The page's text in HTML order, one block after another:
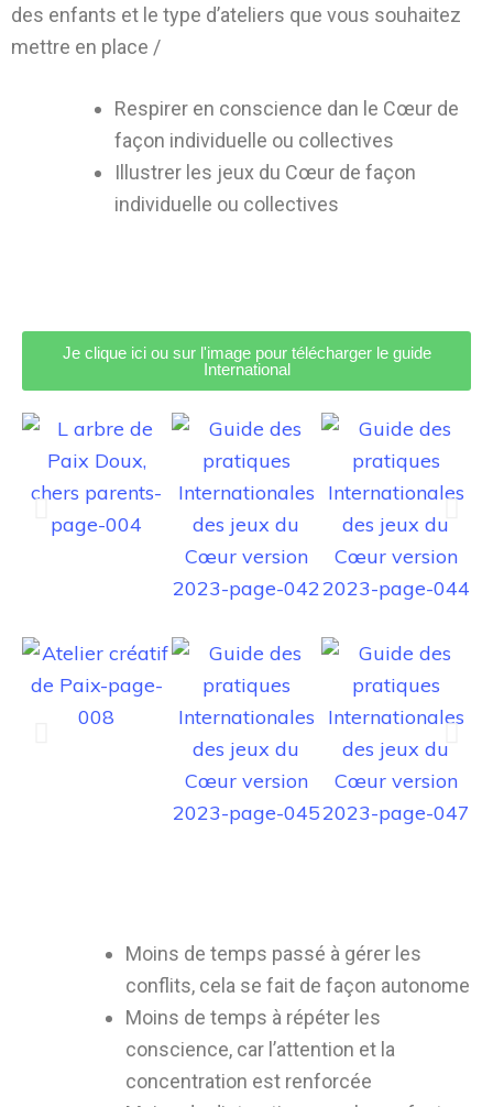
des enfants et le type d’ateliers que vous souhaitez
mettre en place /
Respirer en conscience dan le Cœur de
façon individuelle ou collectives
Illustrer les jeux du Cœur de façon
individuelle ou collectives
Je clique ici ou sur l'image pour télécharger le guide
International
Moins de temps passé à gérer les
conflits, cela se fait de façon autonome
Moins de temps à répéter les
conscience, car l’attention et la
concentration est renforcée